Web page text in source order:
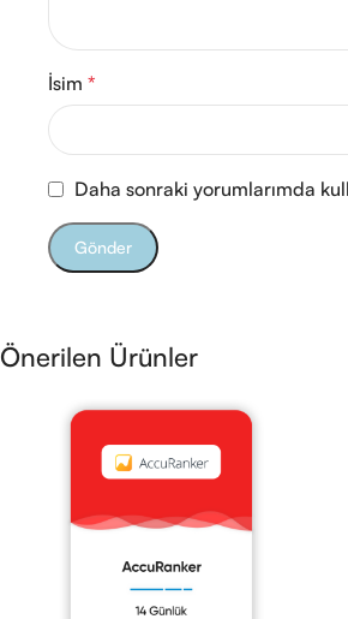
İsim *
Daha sonraki yorumlarımda
Önerilen Ürünler